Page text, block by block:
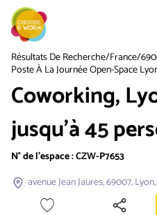
Résultats De Recherche/France/
Poste À La Journée Open-Space
Coworking,
jusqu'à 45
N° de l'espace :CZW-P7653
avenue Jean Jaures, 69007,